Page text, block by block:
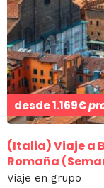
desde1.169€
(Italia)Viaje a
Romaña
Viaje en grupo